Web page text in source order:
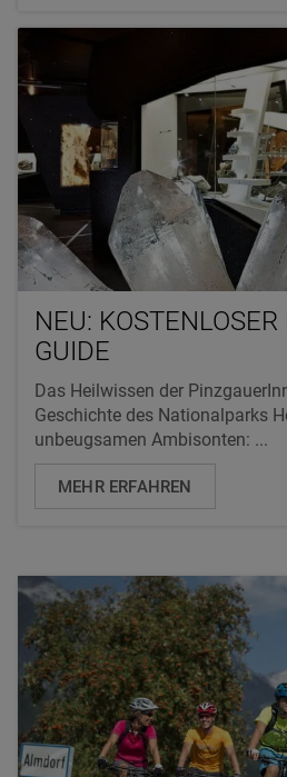
NEU:
GUIDE
Das Heilwissen der
Geschichte des Nationalparks
unbeugsamen Ambisonten: ...
MEHR ERFAHREN